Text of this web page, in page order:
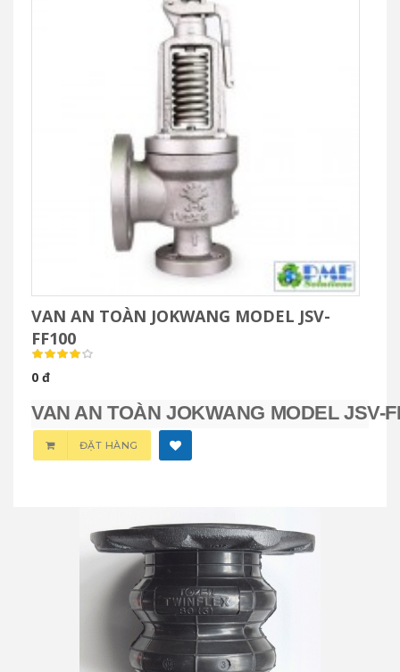
VAN AN TOÀN JOKWANG MODEL JSV-
FF100
0 đ
VAN AN TOÀN JOKWANG MODEL JSV-
ĐẶT HÀNG